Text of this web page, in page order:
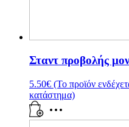
Σταντ προβολής
5.50€ (Το προϊόν
κατάστημα)